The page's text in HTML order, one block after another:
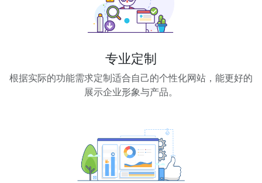
专业定制
根据实际的功能需求定制适合自己的个性化网站，能更好的
展示企业形象与产品。